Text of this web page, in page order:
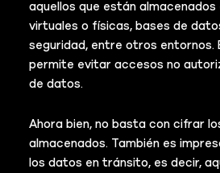
aquellos que están almacenados
virtuales o físicas, bases de
seguridad, entre otros entornos.
permite evitar accesos no
de datos.
Ahora bien, no basta con cifrar
almacenados. También es
los datos en tránsito, es decir,